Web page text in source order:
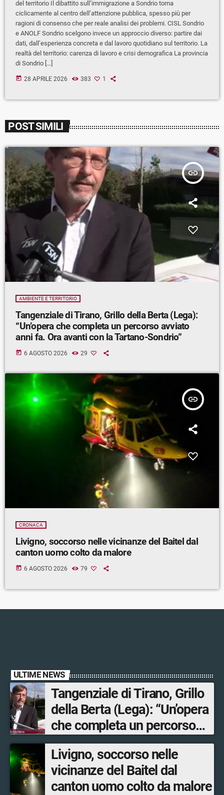
del territorio Il dibattito sull’immigrazione a Sondrio torna
ciclicamente al centro dell’attenzione pubblica, spesso più per
ragioni di consenso che per reale analisi dei problemi. CISL Sondrio
e ANOLF Sondrio scelgono invece un approccio diverso: partire dai
dati, dall’esperienza concreta e dal lavoro quotidiano sul territorio. La
realtà del territorio: carenza di lavoro e crisi demografica La provincia
di Sondrio […]
today 28 APRILE 2026 383 1
POST SIMILI
insert_link
AMBIENTE E TERRITORIO
Tangenziale di Tirano, Grillo della Berta (Lega):
“Un’opera che completa un percorso avviato
anni fa. Ora avanti con la Tartano-Sondrio”
today 6 AGOSTO 2026 29
insert_link
CRONACA
Livigno, soccorso nelle vicinanze del Baitel dal
canton uomo colto da malore
today 6 AGOSTO 2026 79
ULTIME NEWS
Tangenziale di Tirano, Grillo
della Berta (Lega): “Un’opera
che completa un percorso
avviato anni fa. Ora avanti
con la Tartano-Sondrio”
Livigno, soccorso nelle
vicinanze del Baitel dal
canton uomo colto da malore